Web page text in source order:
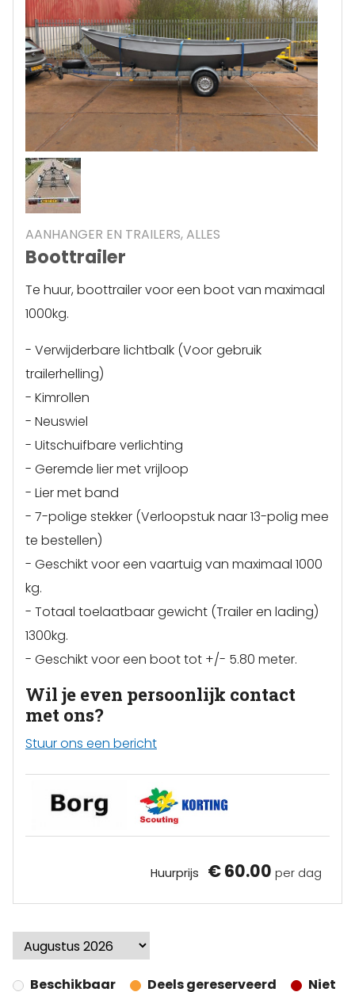
AANHANGER EN TRAILERS, ALLES
Boottrailer
Te huur, boottrailer voor een boot van maximaal
1000kg.
- Verwijderbare lichtbalk (Voor gebruik
trailerhelling)
- Kimrollen
- Neuswiel
- Uitschuifbare verlichting
- Geremde lier met vrijloop
- Lier met band
- 7-polige stekker (Verloopstuk naar 13-polig mee
te bestellen)
- Geschikt voor een vaartuig van maximaal 1000
kg.
- Totaal toelaatbaar gewicht (Trailer en lading)
1300kg.
- Geschikt voor een boot tot +/- 5.80 meter.
Wil je even persoonlijk contact
met ons?
Stuur ons een bericht
Huurprijs € 60.00 per dag
Beschikbaar Deels gereserveerd Niet